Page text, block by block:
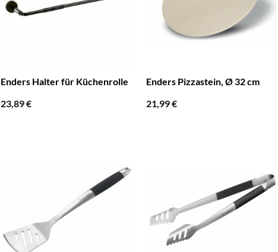
Enders Halter für Küchenrolle
23,89€
Enders Pizzastein, Ø 32 cm
21,99€